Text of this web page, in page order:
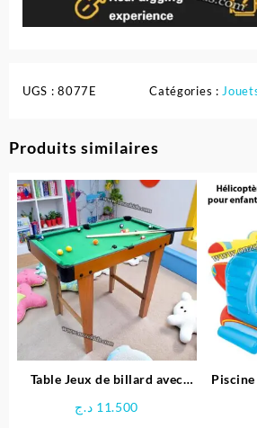
UGS :8077E Catégories :
Produits similaires
Table Jeux de billard avec
11.500 د.ج